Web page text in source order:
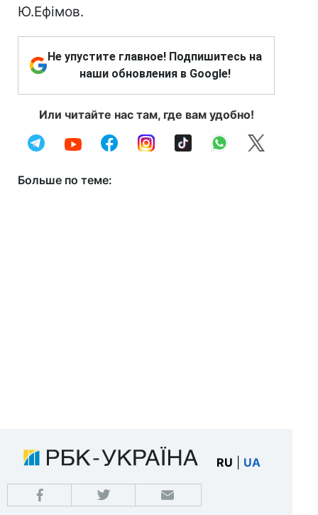
Ю.Ефімов.
Не упустите главное! Подпишитесь на
наши обновления в Google!
Или читайте нас там, где вам удобно!
Больше по теме:
RU UA